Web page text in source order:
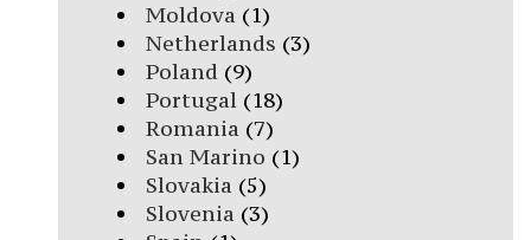
Moldova (1)
Netherlands (3)
Poland (9)
Portugal(18)
Romania (7)
San Marino (1)
Slovakia (5)
Slovenia (3)